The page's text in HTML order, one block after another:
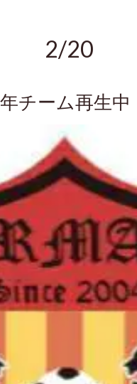
2/20
チーム再生中